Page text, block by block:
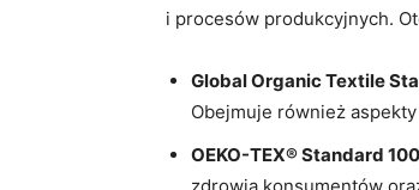
i procesów produkcyjnych.
Global Organic Textile
Obejmuje również
OEKO-TEX® Standard 100